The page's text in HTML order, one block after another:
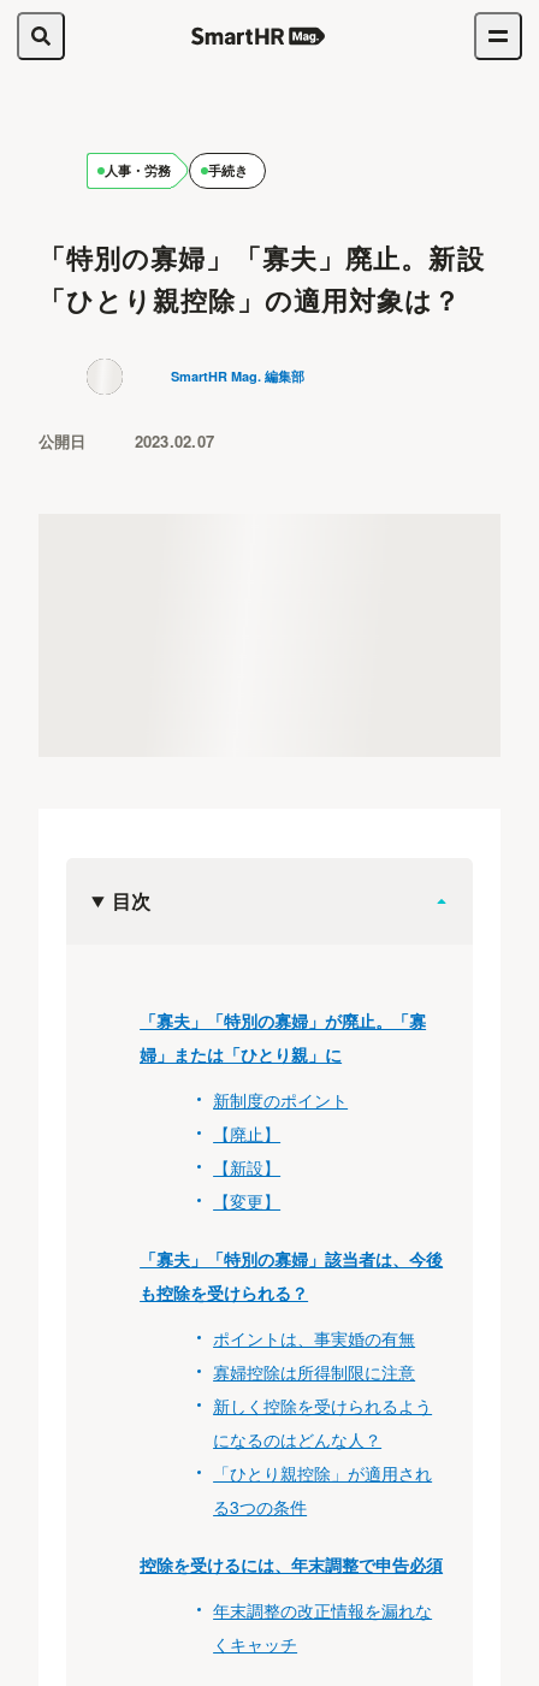
人事・労務 手続き
「特別の寡婦」「寡夫」廃止。新設
「ひとり親控除」の適用対象は？
SmartHR Mag. 編集部
公開日 2023.02.07
目次
「寡夫」「特別の寡婦」が廃⽌。「寡
婦」または「ひとり親」に
新制度のポイント
【廃止】
【新設】
【変更】
「寡夫」「特別の寡婦」該当者は、今後
も控除を受けられる？
ポイントは、事実婚の有無
寡婦控除は所得制限に注意
新しく控除を受けられるよう
になるのはどんな人？
「ひとり親控除」が適用され
る3つの条件
控除を受けるには、年末調整で申告必須
年末調整の改正情報を漏れな
くキャッチ